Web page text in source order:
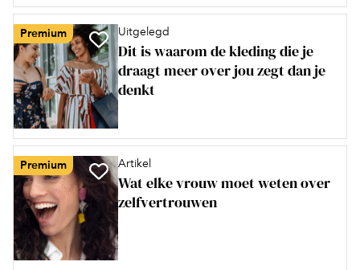
Premium Uitgelegd
Dit is waarom de kleding die je
draagt meer over jou zegt dan je
denkt
Premium Artikel
Wat elke vrouw moet weten over
zelfvertrouwen